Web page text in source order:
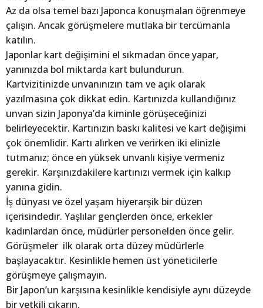
Az da olsa temel bazı Japonca konuşmaları öğrenmeye
çalışın. Ancak görüşmelere mutlaka bir tercümanla
katılın.
Japonlar kart değişimini el sıkmadan önce yapar,
yanınızda bol miktarda kart bulundurun.
Kartvizitinizde unvanınızın tam ve açık olarak
yazılmasına çok dikkat edin. Kartınızda kullandığınız
unvan sizin Japonya’da kiminle görüşeceğinizi
belirleyecektir. Kartınızın baskı kalitesi ve kart değişimi
çok önemlidir. Kartı alırken ve verirken iki elinizle
tutmanız; önce en yüksek unvanlı kişiye vermeniz
gerekir. Karşınızdakilere kartınızı vermek için kalkıp
yanına gidin.
İş dünyası ve özel yaşam hiyerarşik bir düzen
içerisindedir. Yaşlılar gençlerden önce, erkekler
kadınlardan önce, müdürler personelden önce gelir.
Görüşmeler ilk olarak orta düzey müdürlerle
başlayacaktır. Kesinlikle hemen üst yöneticilerle
görüşmeye çalışmayın.
Bir Japon’un karşısına kesinlikle kendisiyle aynı düzeyde
bir yetkili çıkarın.